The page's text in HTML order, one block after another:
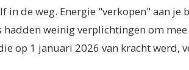
in de weg. Energie "verkopen" aan
weinig verplichtingen om
op 1 januari 2026 van kracht werd,